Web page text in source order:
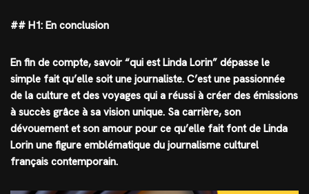
## H1: En conclusion
En fin de compte, savoir “qui est Linda Lorin” dépasse le
simple fait qu’elle soit une journaliste. C’est une passionnée
de la culture et des voyages qui a réussi à créer des émissions
à succès grâce à sa vision unique. Sa carrière, son
dévouement et son amour pour ce qu’elle fait font de Linda
Lorin une figure emblématique du journalisme culturel
français contemporain.